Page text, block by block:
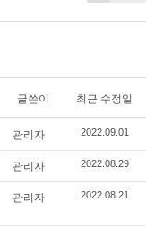
글쓴이 최근 수정일
관리자 2022.09.01
관리자 2022.08.29
관리자 2022.08.21